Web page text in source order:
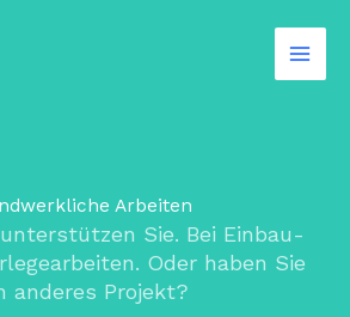
Arbeiten
Sie. Bei Einbau-
Oder haben Sie
anderes Projekt?